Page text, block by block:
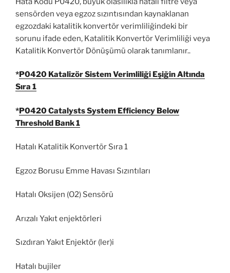
sensörden veya egzoz sızıntısından kaynaklanan
egzozdaki katalitik konvertör verimliliğindeki bir
sorunu ifade eden, Katalitik Konvertör Verimliliği veya
Katalitik Konvertör Dönüşümü olarak tanımlanır..
* P0420 Katalizör Sistem Verimliliği Eşiğin Altında
Sıra 1
*P0420 Catalysts System Efficiency Below
Threshold Bank 1
Hatalı Katalitik Konvertör Sıra 1
Egzoz Borusu Emme Havası Sızıntıları
Hatalı Oksijen (O2) Sensörü
Arızalı Yakıt enjektörleri
Sızdıran Yakıt Enjektör (ler)i
Hatalı bujiler